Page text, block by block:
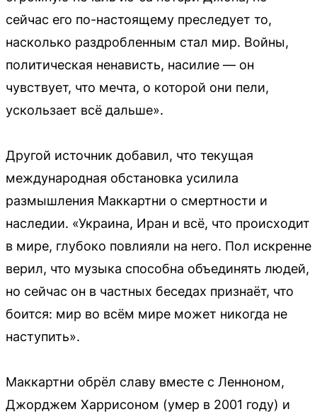
сейчас его по-настоящему преследует то,
насколько раздробленным стал мир. Войны,
политическая ненависть, насилие — он
чувствует, что мечта, о которой они пели,
ускользает всё дальше».
Другой источник добавил, что текущая
международная обстановка усилила
размышления Маккартни о смертности и
наследии. «Украина, Иран и всё, что происходит
в мире, глубоко повлияли на него. Пол искренне
верил, что музыка способна объединять людей,
но сейчас он в частных беседах признаёт, что
боится: мир во всём мире может никогда не
наступить».
Маккартни обрёл славу вместе с Ленноном,
Джорджем Харрисоном (умер в 2001 году) и